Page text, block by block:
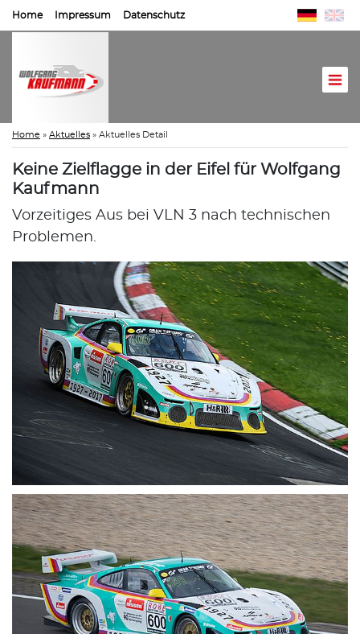
Home Impressum Datenschutz
Home » Aktuelles » Aktuelles Detail
Keine Zielflagge in der Eifel für Wolfgang
Kaufmann
Vorzeitiges Aus bei VLN 3 nach technischen
Problemen.